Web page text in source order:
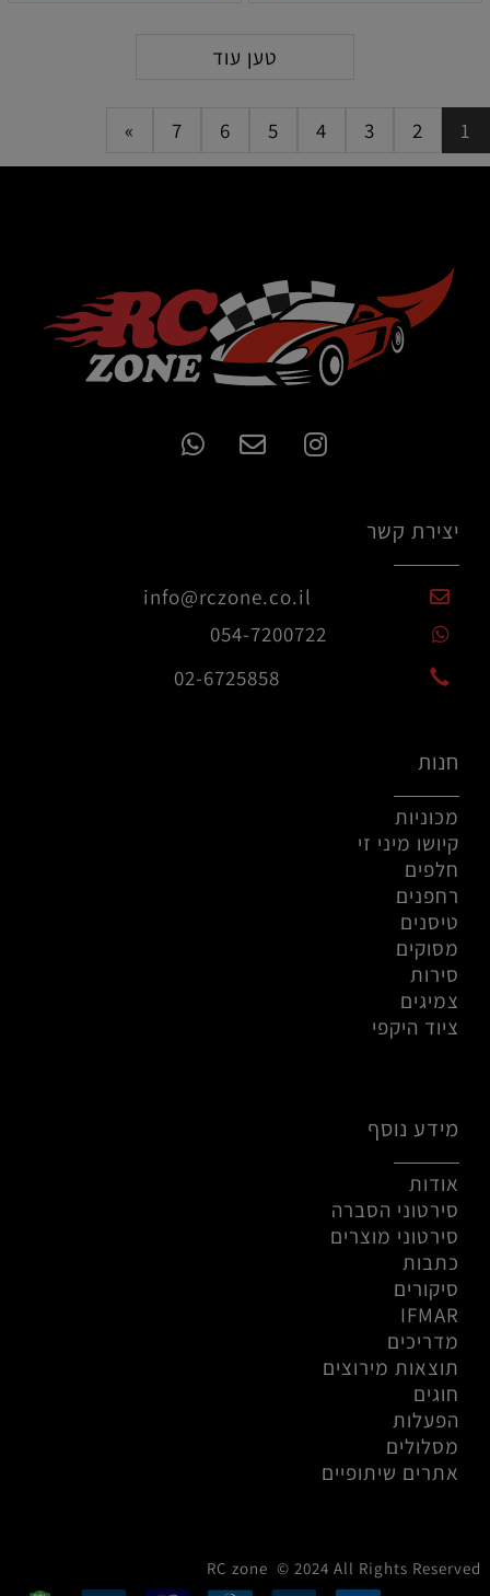
טען עוד
1
2
3
4
5
6
7
»
יצירת קשר
info@rczone.co.il
054-7200722
02-6725858
חנות
מכוניות
קיושו מיני זי
חלפים
רחפנים
טיסנים
מסוקים
סירות
צמיגים
ציוד היקפי
מידע נוסף
אודות
סירטוני הסברה
סירטוני מוצרים
כתבות
סיקורים
IFMAR
מדריכים
תוצאות מירוצים
חוגים
הפעלות
מסלולים
אתרים שיתופיים
RC zone © 2024 All Rights Reserved